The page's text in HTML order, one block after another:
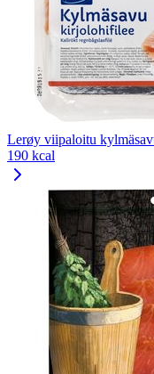
Lerøy viipaloitu
190 kcal